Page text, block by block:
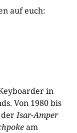
auf euch:
in
Von 1980 bis
derIsar-​Amper
am